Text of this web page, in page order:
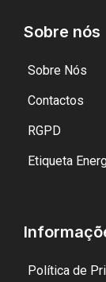
Sobre nós
Sobre Nós
Contactos
RGPD
Etiqueta
Política de